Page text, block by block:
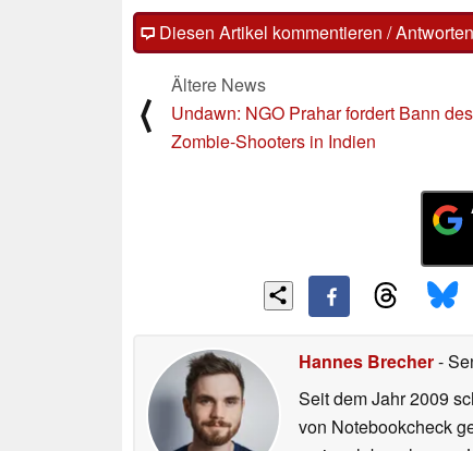
Diesen Artikel kommentieren / Antworten
⟨
Ältere News
Undawn: NGO Prahar fordert Bann des
Zombie-Shooters in Indien
Hannes Brecher-
Seit dem Jahr 2009
von Notebookcheck